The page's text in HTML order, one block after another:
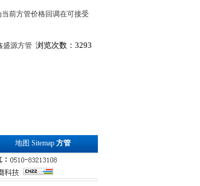
前方管价格回调在可接受
盛源方管浏览次数：3293
地图 Sitemap 方管